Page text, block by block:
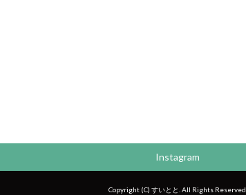
Instagram
Copyright (C) すいとと. All Rights Reserved.